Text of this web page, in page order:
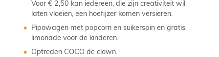
Voor € 2,50 kan iedereen, die zijn creativiteit wil
laten vloeien, een hoefijzer komen versieren.
Pipowagen met popcorn en suikerspin en gratis
limonade voor de kinderen.
Optreden COCO de clown.